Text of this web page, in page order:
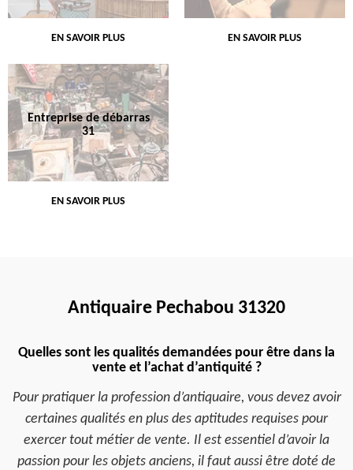
EN SAVOIR PLUS EN SAVOIR PLUS
Entreprise de débarras
31
EN SAVOIR PLUS
Antiquaire Pechabou 31320
Quelles sont les qualités demandées pour être dans la
vente et l’achat d’antiquité ?
Pour pratiquer la profession d’antiquaire, vous devez avoir
certaines qualités en plus des aptitudes requises pour
exercer tout métier de vente. Il est essentiel d’avoir la
passion pour les objets anciens, il faut aussi être doté de